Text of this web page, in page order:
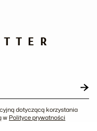
dotyczącą korzystania
w Polityce prywatności